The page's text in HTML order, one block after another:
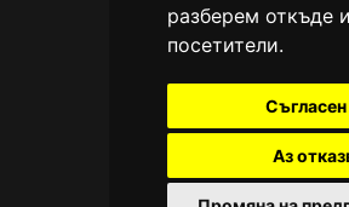
разберем откъде
посетители.
Аз
Important
Cookies
Terms and